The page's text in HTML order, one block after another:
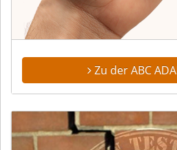
Zu der ABC